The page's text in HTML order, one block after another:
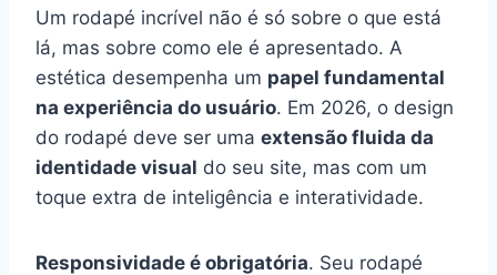
Um rodapé incrível não é só sobre o que está
lá, mas sobre como ele é apresentado. A
estética desempenha um papel fundamental
na experiência do usuário. Em 2026, o design
do rodapé deve ser uma extensão fluida da
identidade visual do seu site, mas com um
toque extra de inteligência e interatividade.
Responsividade é obrigatória. Seu rodapé